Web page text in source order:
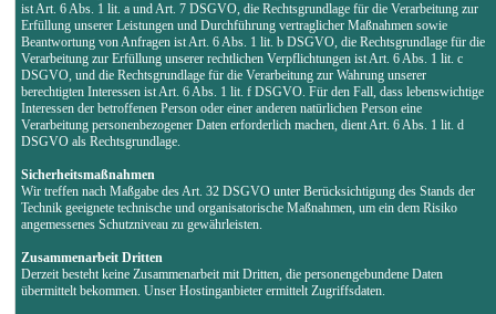
ist Art. 6 Abs. 1 lit. a und Art. 7 DSGVO, die Rechtsgrundlage für die Verarbeitung zur
Erfüllung unserer Leistungen und Durchführung vertraglicher Maßnahmen sowie
Beantwortung von Anfragen ist Art. 6 Abs. 1 lit. b DSGVO, die Rechtsgrundlage für die
Verarbeitung zur Erfüllung unserer rechtlichen Verpflichtungen ist Art. 6 Abs. 1 lit. c
DSGVO, und die Rechtsgrundlage für die Verarbeitung zur Wahrung unserer
berechtigten Interessen ist Art. 6 Abs. 1 lit. f DSGVO. Für den Fall, dass lebenswichtige
Interessen der betroffenen Person oder einer anderen natürlichen Person eine
Verarbeitung personenbezogener Daten erforderlich machen, dient Art. 6 Abs. 1 lit. d
DSGVO als Rechtsgrundlage.
Sicherheitsmaßnahmen
Wir treffen nach Maßgabe des Art. 32 DSGVO unter Berücksichtigung des Stands der
Technik geeignete technische und organisatorische Maßnahmen, um ein dem Risiko
angemessenes Schutzniveau zu gewährleisten.
Zusammenarbeit Dritten
Derzeit besteht keine Zusammenarbeit mit Dritten, die personengebundene Daten
übermittelt bekommen. Unser Hostinganbieter ermittelt Zugriffsdaten.